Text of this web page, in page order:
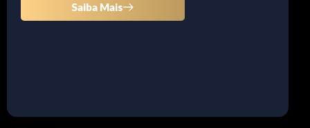
Saiba Mais